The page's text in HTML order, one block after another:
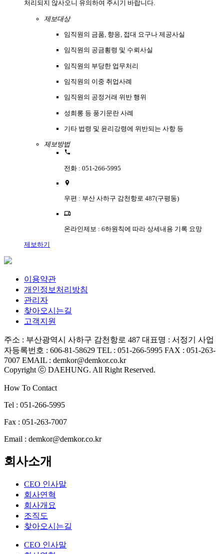
처리되지 않사오니 유의하여 주시기 바랍니다.
제보대상
임직원의 금품, 향응, 접대 요구나 제공사실
임직원의 공금횡령 및 수뢰사실
임직원의 부당한 업무처리
임직원의 이중 취업사례
임직원의 공정거래 위반 행위
성희롱 등 풍기문란 사례
기타 법령 및 윤리강령에 위반되는 사항 등
제보방법
전화 : 051-266-5995
우편 : 부산 사하구 감천항로 487(구평동)
온라인제보 : 6하원칙에 따라 상세내용 기록 요망
제보하기
이용약관
개인정보처리방침
관리자
찾아오시는길
고객지원
주소 : 부산광역시 사하구 감천항로 487 대표명 : 서정기
사업
자등록번호 : 606-81-58629 TEL : 051-266-5995 FAX : 051-263-
7007 EMAIL : demkor@demkor.co.kr
Copyright ⓒ DAEHUNG. All Right Reserved.
How To Contact
Tel : 051-266-5995
Fax : 051-263-7007
Email : demkor@demkor.co.kr
회사소개
CEO 인사말
회사연혁
회사개요
조직도
찾아오시는길
CEO 인사말